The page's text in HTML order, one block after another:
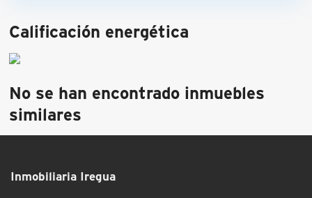
Calificación energética
No se han encontrado inmuebles
similares
Inmobiliaria Iregua